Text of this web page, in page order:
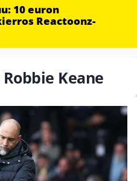
10 euron
Reactoonz-
Keane